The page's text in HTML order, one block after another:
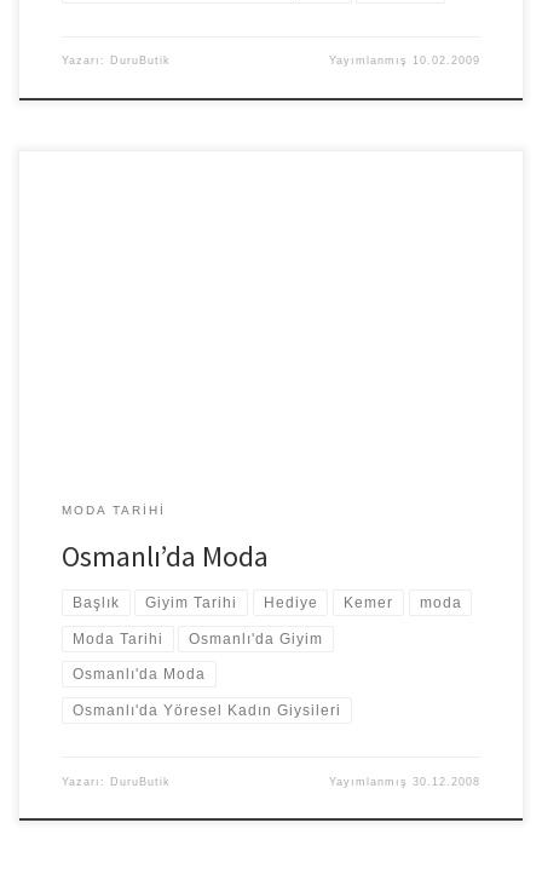
Yazarı: DuruButik Yayımlanmış 10.02.2009
MODA TARIHI
Osmanlı’da Moda
Başlık Giyim Tarihi Hediye Kemer moda
Moda Tarihi Osmanlı'da Giyim
Osmanlı'da Moda
Osmanlı'da Yöresel Kadın Giysileri
Yazarı: DuruButik Yayımlanmış30.12.2008